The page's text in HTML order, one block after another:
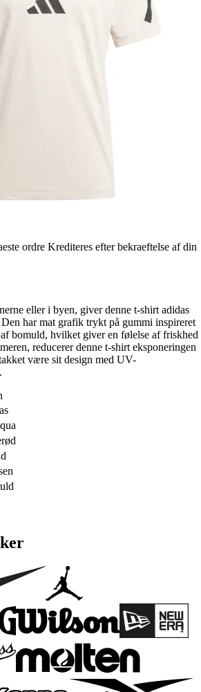
ordre Krediteres efter bekraeftelse af din
eller i byen, giver denne t-shirt adidas
har mat grafik trykt på gummi inspireret
bomuld, hvilket giver en følelse af friskhed
reducerer denne t-shirt eksponeringen
være sit design med UV-